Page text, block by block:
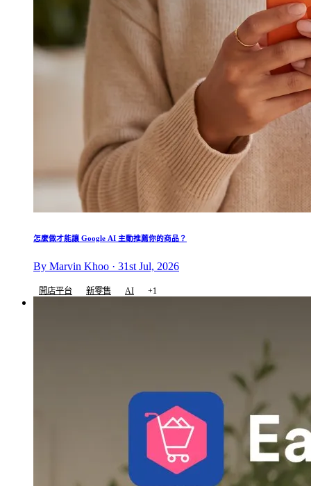
怎麼做才能讓 Google AI 主動推薦你的商品？
By Marvin Khoo · 31st Jul, 2026
開店平台 新零售 AI +1